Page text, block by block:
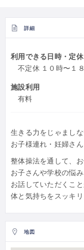
詳細
利用できる日時・定休
不定休 １０時〜１
施設利用
有料
生きる力をじゃまし
お子様連れ・妊婦さ
整体操法を通して、
お子さんや学校の悩
お話していただくこ
体と気持ちをスッキ
地図